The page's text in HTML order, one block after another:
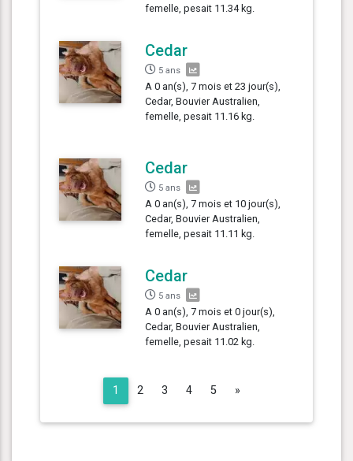
femelle, pesait 11.34 kg.
Cedar
5 ans
A 0 an(s), 7 mois et 23 jour(s),
Cedar, Bouvier Australien,
femelle, pesait 11.16 kg.
Cedar
5 ans
A 0 an(s), 7 mois et 10 jour(s),
Cedar, Bouvier Australien,
femelle, pesait 11.11 kg.
Cedar
5 ans
A 0 an(s), 7 mois et 0 jour(s),
Cedar, Bouvier Australien,
femelle, pesait 11.02 kg.
1 2 3 4 5 »